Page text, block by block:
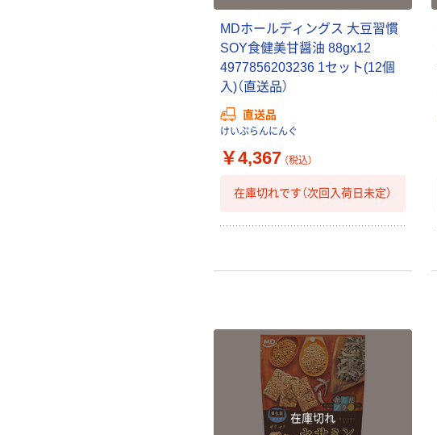
MDホールディングス 大豆習慣
SOY食健美甘醤油 88gx12
4977856203236 1セット(12個
入)（直送品）
直送品
けいぷらんにんぐ
￥4,367 （税込）
在庫切れです（次回入荷日未定）
在庫切れ